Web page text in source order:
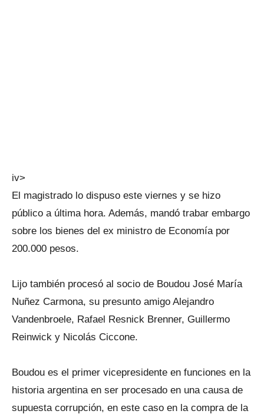
iv>
El magistrado lo dispuso este viernes y se hizo
público a última hora. Además, mandó trabar embargo
sobre los bienes del ex ministro de Economía por
200.000 pesos.
Lijo también procesó al socio de Boudou José María
Nuñez Carmona, su presunto amigo Alejandro
Vandenbroele, Rafael Resnick Brenner, Guillermo
Reinwick y Nicolás Ciccone.
Boudou es el primer vicepresidente en funciones en la
historia argentina en ser procesado en una causa de
supuesta corrupción, en este caso en la compra de la